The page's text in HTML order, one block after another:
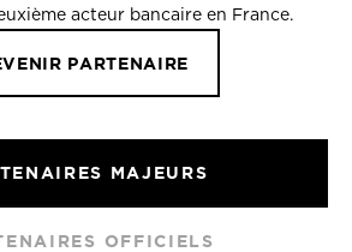
acteur bancaire en France.
PARTENAIRE
MAJEURS
OFFICIELS